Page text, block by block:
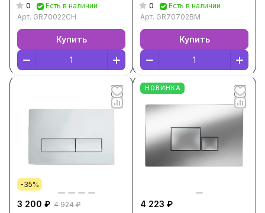
0
Есть в наличии
Арт. GR70022CH
Купить
0
Есть в наличии
Арт. GR70702BM
Купить
-35%
3 200 ₽ 4 924 ₽
НОВИНКА
4 223 ₽